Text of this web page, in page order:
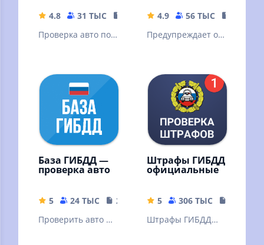
4.8 31 ТЫС
25.59 MB
Проверка авто по
базам ГИБДД на
ДТП, штрафы,
пробег
4.9 56 ТЫС
Предупреждает о
ГИБДД
База ГИБДД —
проверка авто
5 24 ТЫС
20.84 MB
Проверить авто по
Штрафы ГИБДД
официальные
5 306 ТЫС
Штрафы ГИБДД